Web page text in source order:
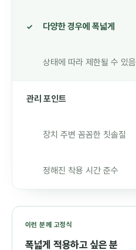
다양한 경우에 폭넓게
상태에 따라 제한될 수 있음
관리 포인트
장치 주변 꼼꼼한 칫솔질
정해진 착용 시간 준수
이런 분께 고정식
폭넓게 적용하고 싶은 분